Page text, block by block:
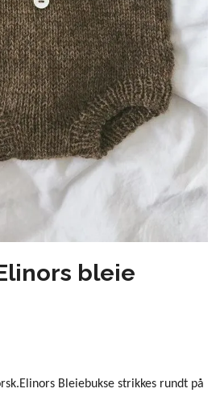
bleie
Bleiebukse strikkes rundt på